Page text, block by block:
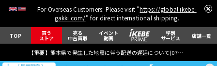
For Overseas Customers: Please visit "https://global.ikebe-
gakki.com/" for direct international shipping.
TOP 買う
ストア
売る
中古買取
イベント
動画
学割
サービス 店舗一覧
【重要】熊本県で発生した地震に伴う配送の遅延について(07月29日